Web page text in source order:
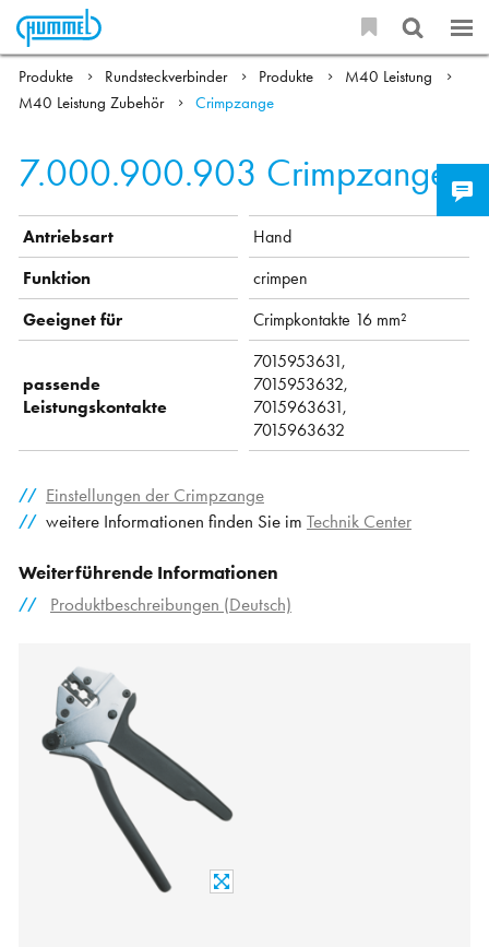
Produkte Rundsteckverbinder Produkte
M40 Leistung
M40 Leistung Zubehör
Crimpzange
7.000.900.903 Crimpzange
Antriebsart
Hand
Funktion
crimpen
Geeignet für
Crimpkontakte 16 mm²
passende
Leistungskontakte
7015953631,
7015953632,
7015963631,
7015963632
Einstellungen der Crimpzange
weitere Informationen finden Sie im Technik Center
Weiterführende Informationen
Produktbeschreibungen (Deutsch)